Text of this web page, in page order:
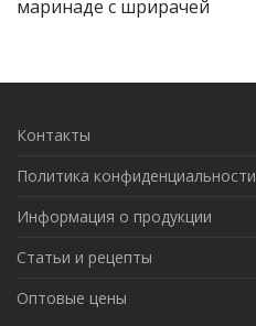
маринаде с шрирачей
Контакты
Политика конфиденциальности
Информация о продукции
Статьи и рецепты
Оптовые цены